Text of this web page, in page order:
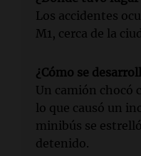
Los accidentes
M1, cerca de la
¿Cómo se
Un camión chocó
lo que causó un
minibús se
detenido.